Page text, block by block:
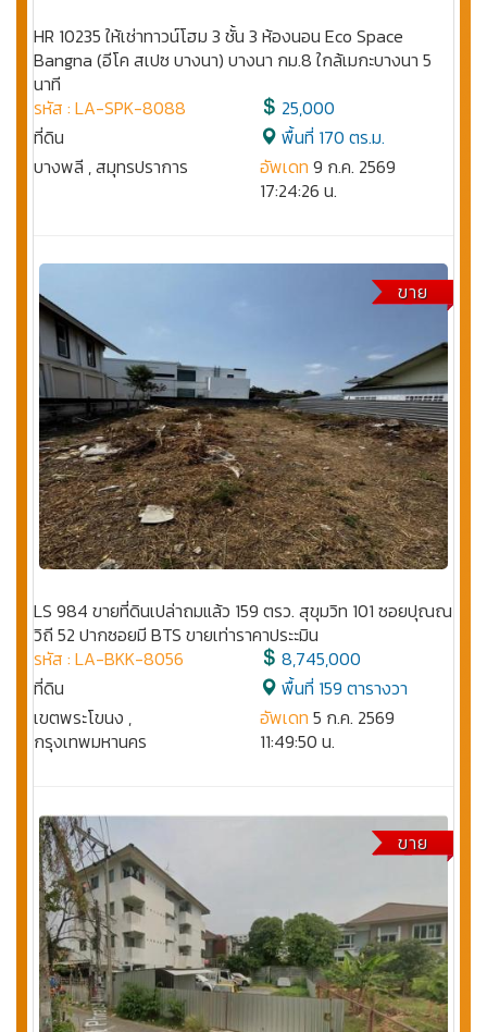
HR 10235 ให้เช่าทาวน์โฮม 3 ชั้น 3 ห้องนอน Eco Space
Bangna (อีโค สเปซ บางนา) บางนา กม.8 ใกล้เมกะบางนา 5
นาที
รหัส : LA-SPK-8088
ที่ดิน
บางพลี , สมุทรปราการ
25,000
พื้นที่ 170 ตร.ม.
อัพเดท 9 ก.ค. 2569
17:24:26 น.
ขาย
LS 984 ขายที่ดินเปล่าถมแล้ว 159 ตรว. สุขุมวิท 101 ซอยปุณณ
วิถี 52 ปากซอยมี BTS ขายเท่าราคาประะมิน
รหัส : LA-BKK-8056
ที่ดิน
เขตพระโขนง ,
กรุงเทพมหานคร
8,745,000
พื้นที่ 159 ตารางวา
อัพเดท 5 ก.ค. 2569
11:49:50 น.
ขาย